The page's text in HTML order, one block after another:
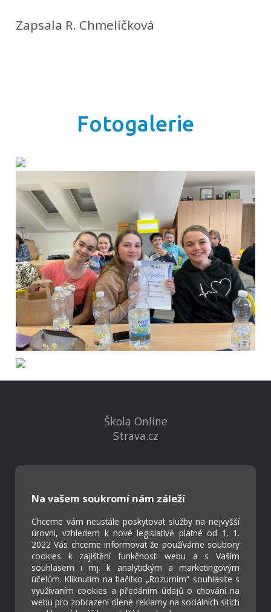
Zapsala R. Chmelíčková
Fotogalerie
Na vašem soukromí nám záleží
Chceme vám neustále poskytovat služby na nejvyšší
úrovni, vzhledem k nové legislativě platné od 1. 1.
2022 Vás chceme informovat že používáme soubory
cookies k zajištění funkčnosti webu a s Vaším
souhlasem i mj. k analytickým a marketingovým
účelům. Kliknutím na tlačítko „Rozumím“ souhlasíte s
využívaním cookies a předáním údajů o chování na
webu pro zobrazení cílené reklamy na sociálních sítích
Škola Online
Strava.cz
Virtuální prohlídka
Cookies
Přístupnost
Přihlášení